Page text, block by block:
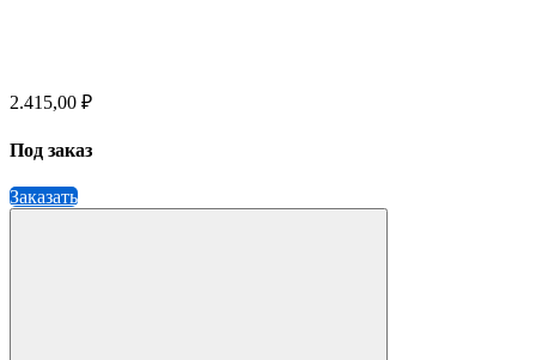
2.415,00 ₽
Под заказ
Заказать